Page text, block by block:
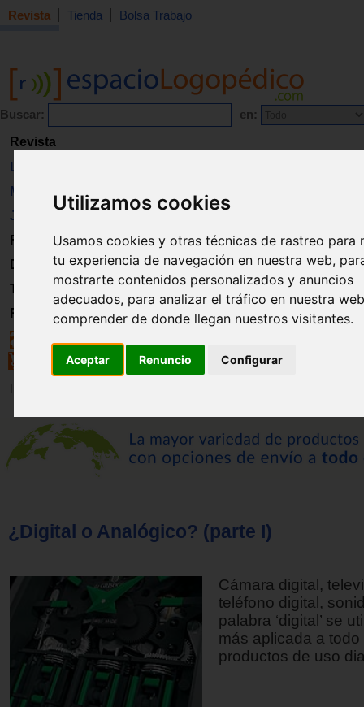
Utilizamos cookies
Usamos cookies y otras técnicas de rastreo para
tu experiencia de navegación en nuestra web,
mostrarte contenidos personalizados y anuncios
adecuados, para analizar el tráfico en nuestra
comprender de donde llegan nuestros visitantes.
Aceptar Renuncio Configurar
Revista Tienda Bolsa Trabajo
Buscar: en:
Revista
Libros
Material
Juguetes
Formación
Directorio
Trabajo
Registro
¿Digital o Analógico? (parte I)
Cámara digital,
teléfono digital,
palabra ‘digital’ se
más aplicada a todo
productos de uso